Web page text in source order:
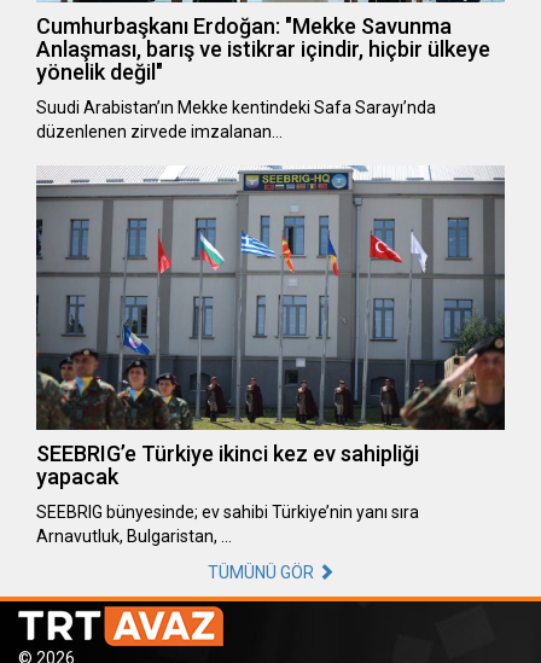
Cumhurbaşkanı Erdoğan: "Mekke Savunma
Anlaşması, barış ve istikrar içindir, hiçbir ülkeye
yönelik değil"
Suudi Arabistan’ın Mekke kentindeki Safa Sarayı’nda
düzenlenen zirvede imzalanan…
SEEBRIG’e Türkiye ikinci kez ev sahipliği
yapacak
SEEBRIG bünyesinde; ev sahibi Türkiye’nin yanı sıra
Arnavutluk, Bulgaristan, …
TÜMÜNÜ GÖR
© 2026